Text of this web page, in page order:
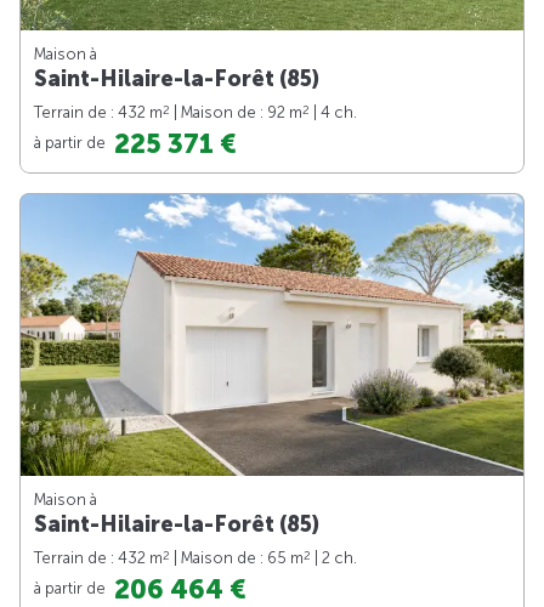
Maison à
Saint-Hilaire-la-Forêt (85)
Terrain de : 432 m2 | Maison de : 92 m2
| 4 ch.
à partir de 225 371 €
Maison à
Saint-Hilaire-la-Forêt (85)
Terrain de : 432 m2 | Maison de : 65 m2
| 2 ch.
à partir de 206 464 €